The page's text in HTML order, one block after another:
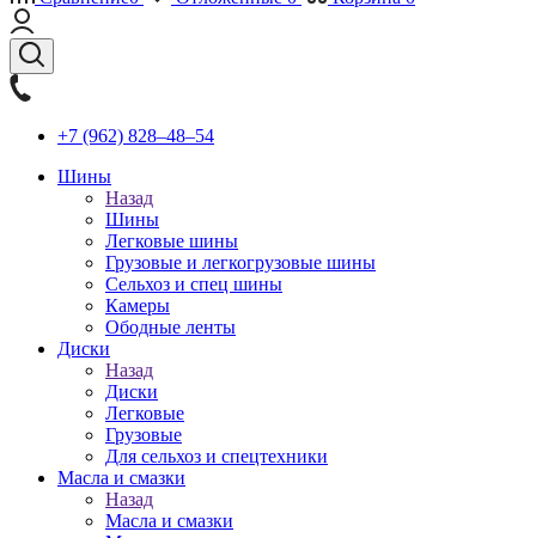
+7 (962) 828‒48‒54
Шины
Назад
Шины
Легковые шины
Грузовые и легкогрузовые шины
Сельхоз и спец шины
Камеры
Ободные ленты
Диски
Назад
Диски
Легковые
Грузовые
Для сельхоз и спецтехники
Масла и смазки
Назад
Масла и смазки